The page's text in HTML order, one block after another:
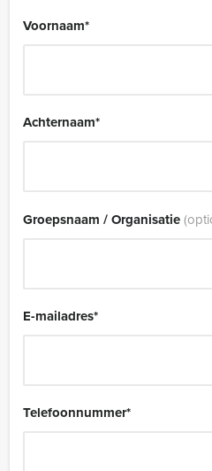
Voornaam*
Achternaam*
Groepsnaam / Organisatie
E-mailadres*
Telefoonnummer*